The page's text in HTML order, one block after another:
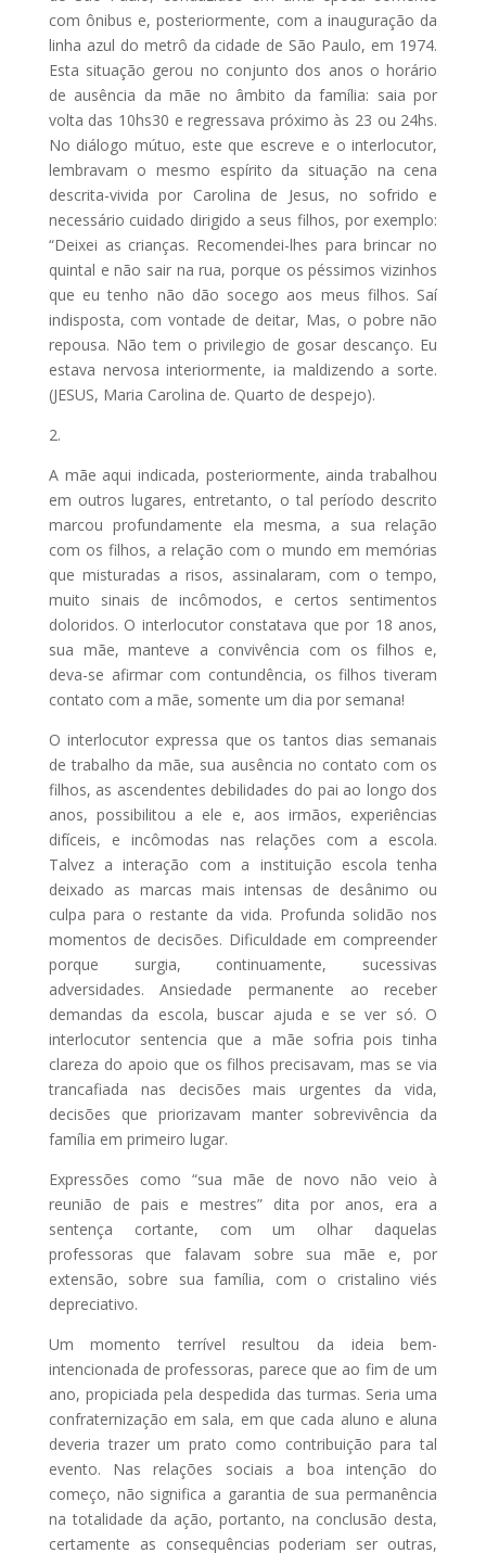
com ônibus e, posteriormente, com a inauguração da
linha azul do metrô da cidade de São Paulo, em 1974.
Esta situação gerou no conjunto dos anos o horário
de ausência da mãe no âmbito da família: saia por
volta das 10hs30 e regressava próximo às 23 ou 24hs.
No diálogo mútuo, este que escreve e o interlocutor,
lembravam o mesmo espírito da situação na cena
descrita-vivida por Carolina de Jesus, no sofrido e
necessário cuidado dirigido a seus filhos, por exemplo:
“Deixei as crianças. Recomendei-lhes para brincar no
quintal e não sair na rua, porque os péssimos vizinhos
que eu tenho não dão socego aos meus filhos. Saí
indisposta, com vontade de deitar, Mas, o pobre não
repousa. Não tem o privilegio de gosar descanço. Eu
estava nervosa interiormente, ia maldizendo a sorte.
(JESUS, Maria Carolina de. Quarto de despejo).
2.
A mãe aqui indicada, posteriormente, ainda trabalhou
em outros lugares, entretanto, o tal período descrito
marcou profundamente ela mesma, a sua relação
com os filhos, a relação com o mundo em memórias
que misturadas a risos, assinalaram, com o tempo,
muito sinais de incômodos, e certos sentimentos
doloridos. O interlocutor constatava que por 18 anos,
sua mãe, manteve a convivência com os filhos e,
deva-se afirmar com contundência, os filhos tiveram
contato com a mãe, somente um dia por semana!
O interlocutor expressa que os tantos dias semanais
de trabalho da mãe, sua ausência no contato com os
filhos, as ascendentes debilidades do pai ao longo dos
anos, possibilitou a ele e, aos irmãos, experiências
difíceis, e incômodas nas relações com a escola.
Talvez a interação com a instituição escola tenha
deixado as marcas mais intensas de desânimo ou
culpa para o restante da vida. Profunda solidão nos
momentos de decisões. Dificuldade em compreender
porque surgia, continuamente, sucessivas
adversidades. Ansiedade permanente ao receber
demandas da escola, buscar ajuda e se ver só. O
interlocutor sentencia que a mãe sofria pois tinha
clareza do apoio que os filhos precisavam, mas se via
trancafiada nas decisões mais urgentes da vida,
decisões que priorizavam manter sobrevivência da
família em primeiro lugar.
Expressões como “sua mãe de novo não veio à
reunião de pais e mestres” dita por anos, era a
sentença cortante, com um olhar daquelas
professoras que falavam sobre sua mãe e, por
extensão, sobre sua família, com o cristalino viés
depreciativo.
Um momento terrível resultou da ideia bem-
intencionada de professoras, parece que ao fim de um
ano, propiciada pela despedida das turmas. Seria uma
confraternização em sala, em que cada aluno e aluna
deveria trazer um prato como contribuição para tal
evento. Nas relações sociais a boa intenção do
começo, não significa a garantia de sua permanência
na totalidade da ação, portanto, na conclusão desta,
certamente as consequências poderiam ser outras,